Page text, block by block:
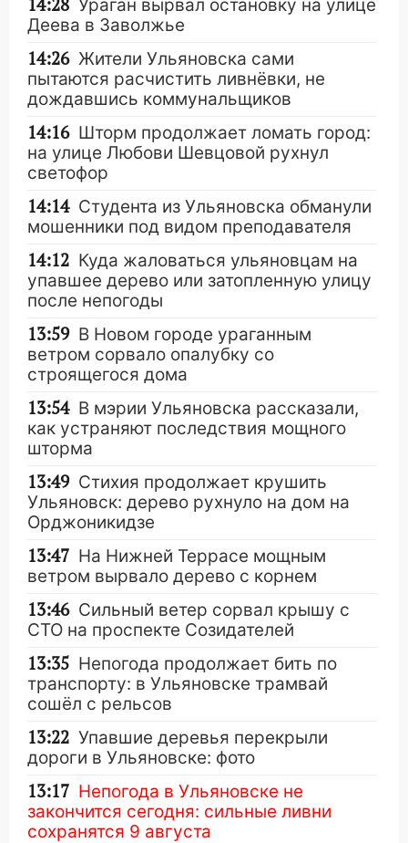
14:28 Ураган вырвал остановку на улице
Деева в Заволжье
14:26 Жители Ульяновска сами
пытаются расчистить ливнёвки, не
дождавшись коммунальщиков
14:16 Шторм продолжает ломать город:
на улице Любови Шевцовой рухнул
светофор
14:14 Студента из Ульяновска обманули
мошенники под видом преподавателя
14:12 Куда жаловаться ульяновцам на
упавшее дерево или затопленную улицу
после непогоды
13:59 В Новом городе ураганным
ветром сорвало опалубку со
строящегося дома
13:54 В мэрии Ульяновска рассказали,
как устраняют последствия мощного
шторма
13:49 Стихия продолжает крушить
Ульяновск: дерево рухнуло на дом на
Орджоникидзе
13:47 На Нижней Террасе мощным
ветром вырвало дерево с корнем
13:46 Сильный ветер сорвал крышу с
СТО на проспекте Созидателей
13:35 Непогода продолжает бить по
транспорту: в Ульяновске трамвай
сошёл с рельсов
13:22 Упавшие деревья перекрыли
дороги в Ульяновске: фото
13:17 Непогода в Ульяновске не
закончится сегодня: сильные ливни
сохранятся 9 августа